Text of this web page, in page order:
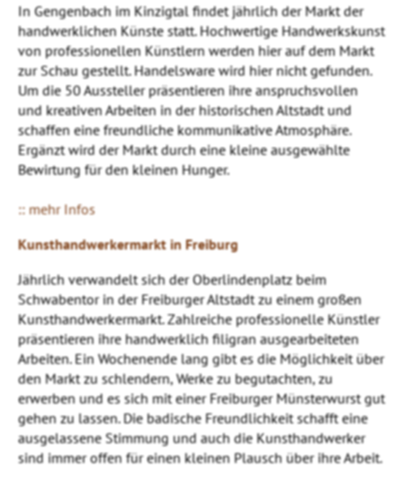
In Gengenbach im Kinzigtal findet jährlich der Markt der
handwerklichen Künste statt. Hochwertige Handwerkskunst
von professionellen Künstlern werden hier auf dem Markt
zur Schau gestellt. Handelsware wird hier nicht gefunden.
Um die 50 Aussteller präsentieren ihre anspruchsvollen
und kreativen Arbeiten in der historischen Altstadt und
schaffen eine freundliche kommunikative Atmosphäre.
Ergänzt wird der Markt durch eine kleine ausgewählte
Bewirtung für den kleinen Hunger.
:: mehr Infos
Kunsthandwerkermarkt in Freiburg
Jährlich verwandelt sich der Oberlindenplatz beim
Schwabentor in der Freiburger Altstadt zu einem großen
Kunsthandwerkermarkt. Zahlreiche professionelle Künstler
präsentieren ihre handwerklich filigran ausgearbeiteten
Arbeiten. Ein Wochenende lang gibt es die Möglichkeit über
den Markt zu schlendern, Werke zu begutachten, zu
erwerben und es sich mit einer Freiburger Münsterwurst gut
gehen zu lassen. Die badische Freundlichkeit schafft eine
ausgelassene Stimmung und auch die Kunsthandwerker
sind immer offen für einen kleinen Plausch über ihre Arbeit.